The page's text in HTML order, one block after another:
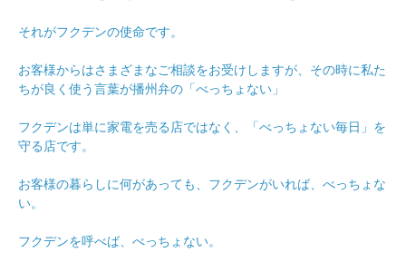
それがフクデンの使命です。
お客様からはさまざまなご相談をお受けしますが、その時に私た
ちが良く使う言葉が播州弁の「べっちょない」
フクデンは単に家電を売る店ではなく、「べっちょない毎日」を
守る店です。
お客様の暮らしに何があっても、フクデンがいれば、べっちょな
い。
フクデンを呼べば、べっちょない。